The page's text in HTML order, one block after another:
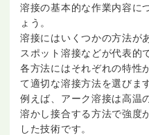
溶接の基本的な作業内容に
ょう。
溶接にはいくつかの方法が
スポット溶接などが代表的
各方法にはそれぞれの特性
て適切な溶接方法を選びま
例えば、アーク溶接は高温
溶かし接合する方法で強度
した技術です。